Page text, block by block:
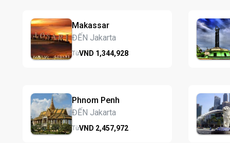
Makassar
ĐẾN Jakarta
TừVND 1,344,928
Phnom Penh
ĐẾN Jakarta
TừVND 2,457,972